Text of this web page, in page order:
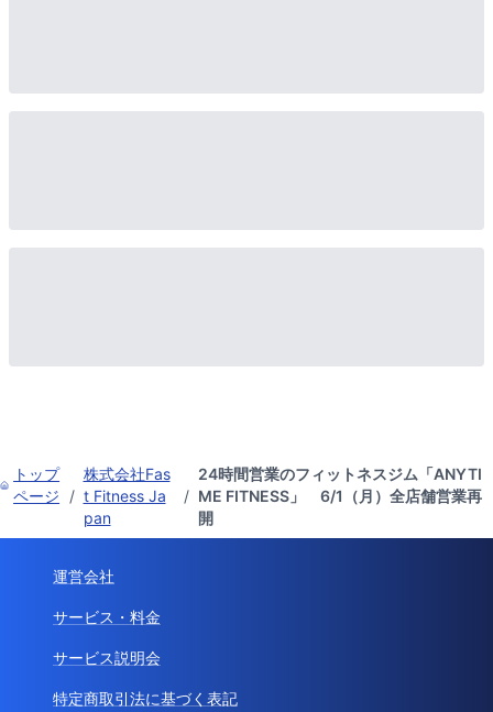
トップ
ページ
/
株式会社Fas
t Fitness Ja
pan
/
24時間営業のフィットネスジム「ANYTI
ME FITNESS」 6/1（月）全店舗営業再
開
運営会社
サービス・料金
サービス説明会
特定商取引法に基づく表記